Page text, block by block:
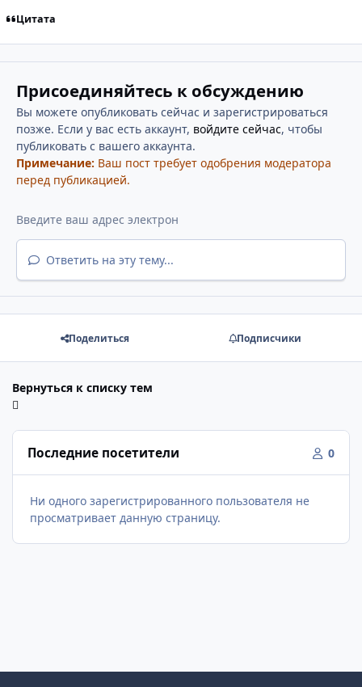
Цитата
Присоединяйтесь к обсуждению
Вы можете опубликовать сейчас и зарегистрироваться
позже. Если у вас есть аккаунт, войдите сейчас, чтобы
публиковать с вашего аккаунта.
Примечание: Ваш пост требует одобрения модератора
перед публикацией.
Ответить на эту тему...
Поделиться Подписчики
Вернуться к списку тем
Последние посетители 0
Ни одного зарегистрированного пользователя не
просматривает данную страницу.